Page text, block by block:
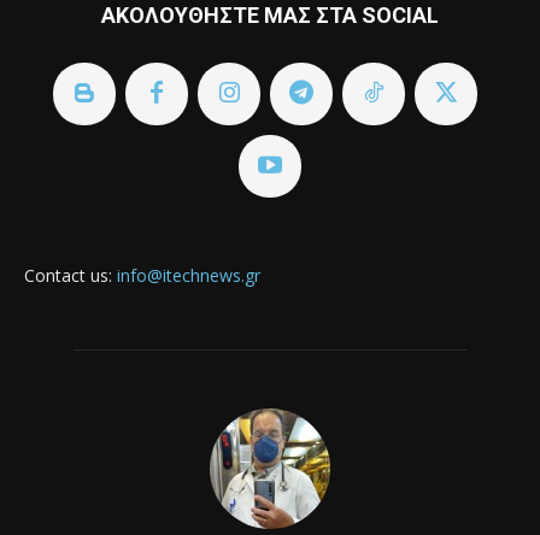
ΑΚΟΛΟΥΘΗΣΤΕ ΜΑΣ ΣΤΑ SOCIAL
Contact us: info@itechnews.gr